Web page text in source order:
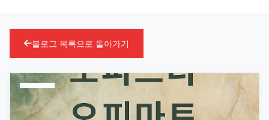
블로그 목록으로 돌아가기